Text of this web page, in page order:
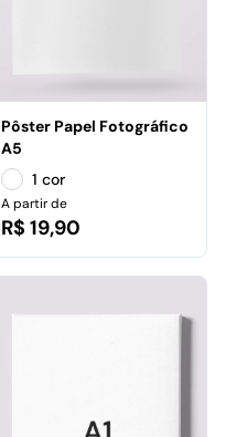
Pôster Papel Fotográfico
A5
1 cor
A partir de
R$ 19,90